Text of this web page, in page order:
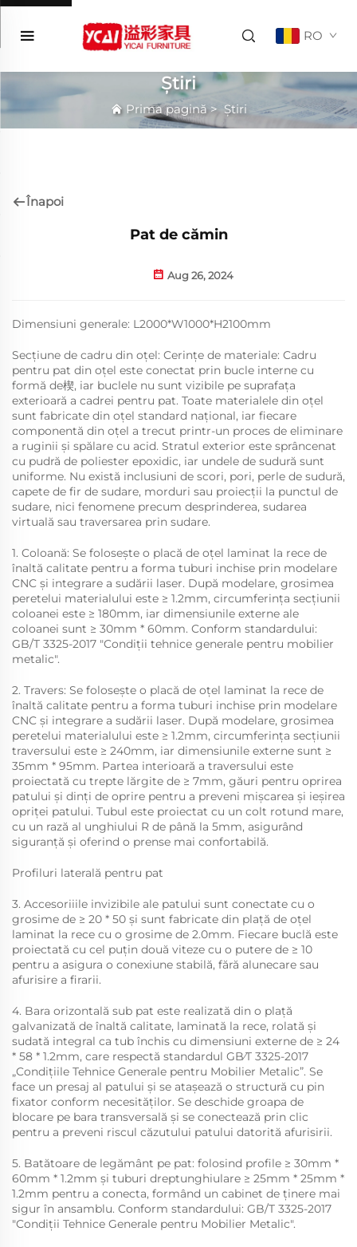
RO
Știri
Prima pagină> Știri
Înapoi
Pat de cămin
Aug 26, 2024
Dimensiuni generale: L2000*W1000*H2100mm
Secțiune de cadru din oțel: Cerințe de materiale: Cadru
pentru pat din oțel este conectat prin bucle interne cu
formă de楔, iar buclele nu sunt vizibile pe suprafața
exterioară a cadrei pentru pat. Toate materialele din oțel
sunt fabricate din oțel standard național, iar fiecare
componentă din oțel a trecut printr-un proces de eliminare
a ruginii și spălare cu acid. Stratul exterior este sprâncenat
cu pudră de poliester epoxidic, iar undele de sudură sunt
uniforme. Nu există inclusiuni de scori, pori, perle de sudură,
capete de fir de sudare, morduri sau proiecții la punctul de
sudare, nici fenomene precum desprinderea, sudarea
virtuală sau traversarea prin sudare.
1. Coloană: Se folosește o placă de oțel laminat la rece de
înaltă calitate pentru a forma tuburi inchise prin modelare
CNC și integrare a sudării laser. După modelare, grosimea
peretelui materialului este ≥ 1.2mm, circumferința secțiunii
coloanei este ≥ 180mm, iar dimensiunile externe ale
coloanei sunt ≥ 30mm * 60mm. Conform standardului:
GB/T 3325-2017 "Condiții tehnice generale pentru mobilier
metalic".
2. Travers: Se folosește o placă de oțel laminat la rece de
înaltă calitate pentru a forma tuburi inchise prin modelare
CNC și integrare a sudării laser. După modelare, grosimea
peretelui materialului este ≥ 1.2mm, circumferința secțiunii
traversului este ≥ 240mm, iar dimensiunile externe sunt ≥
35mm * 95mm. Partea interioară a traversului este
proiectată cu trepte lărgite de ≥ 7mm, găuri pentru oprirea
patului și dinți de oprire pentru a preveni mișcarea și ieșirea
opriței patului. Tubul este proiectat cu un colt rotund mare,
cu un rază al unghiului R de până la 5mm, asigurând
siguranță și oferind o prense mai confortabilă.
Profiluri laterală pentru pat
3. Accesoriiile invizibile ale patului sunt conectate cu o
grosime de ≥ 20 * 50 și sunt fabricate din plață de oțel
laminat la rece cu o grosime de 2.0mm. Fiecare buclă este
proiectată cu cel puțin două viteze cu o putere de ≥ 10
pentru a asigura o conexiune stabilă, fără alunecare sau
afurisire a firarii.
4. Bara orizontală sub pat este realizată din o plață
galvanizată de înaltă calitate, laminată la rece, rolată și
sudată integral ca tub închis cu dimensiuni externe de ≥ 24
* 58 * 1.2mm, care respectă standardul GB⁄T 3325-2017
„Condițiile Tehnice Generale pentru Mobilier Metalic”. Se
face un presaj al patului și se atașează o structură cu pin
fixator conform necesităților. Se deschide groapa de
blocare pe bara transversală și se conectează prin clic
pentru a preveni riscul căzutului patului datorită afurisirii.
5. Batătoare de legământ pe pat: folosind profile ≥ 30mm *
60mm * 1.2mm și tuburi dreptunghiulare ≥ 25mm * 25mm *
1.2mm pentru a conecta, formând un cabinet de ținere mai
sigur în ansamblu. Conform standardului: GB/T 3325-2017
"Condiții Tehnice Generale pentru Mobilier Metalic".